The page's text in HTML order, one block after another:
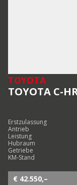
TOYOTA
TOYOTA C-
Erstzulassung
Antrieb
Leistung
Hubraum
Getriebe
KM-Stand
€ 42.550,–